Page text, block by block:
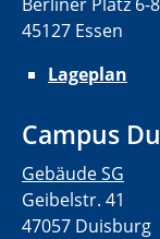
45127 Essen
Lageplan
Campus
Gebäude SG
Geibelstr. 41
47057 Duisburg